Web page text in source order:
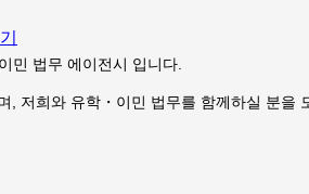
민 법무 에이전시 입니다.
, 저희와 유학・이민 법무를 함께하실 분을